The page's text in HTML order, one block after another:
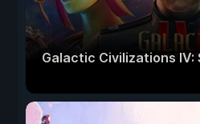
Galactic Civilizations IV: